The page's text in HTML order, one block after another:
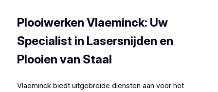
Plooiwerken Vlaeminck: Uw
Specialist in Lasersnijden en
Plooien van Staal
Vlaeminck biedt uitgebreide diensten aan voor het